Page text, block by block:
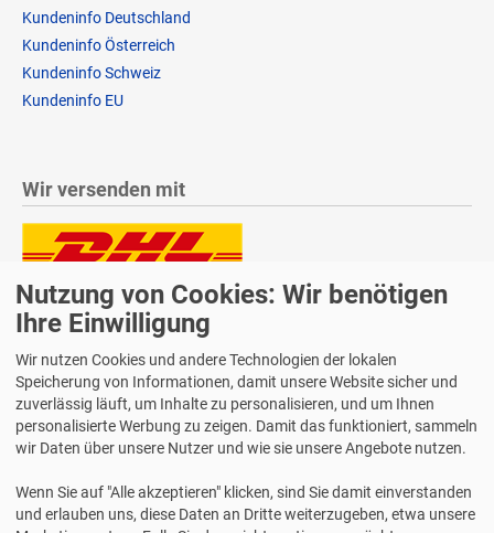
Kundeninfo Deutschland
Kundeninfo Österreich
Kundeninfo Schweiz
Kundeninfo EU
Wir versenden mit
Lieferung auch an Packstationen und Postfilialen
Samstagszustellung
Bequeme Zahlung über Paypal
2 Jahre Gewährleistung
Nutzung von Cookies: Wir benötigen
Ihre Einwilligung
Wir nutzen Cookies und andere Technologien der lokalen
Speicherung von Informationen, damit unsere Website sicher und
zuverlässig läuft, um Inhalte zu personalisieren, und um Ihnen
personalisierte Werbung zu zeigen. Damit das funktioniert, sammeln
wir Daten über unsere Nutzer und wie sie unsere Angebote nutzen.
Wenn Sie auf "Alle akzeptieren" klicken, sind Sie damit einverstanden
und erlauben uns, diese Daten an Dritte weiterzugeben, etwa unsere